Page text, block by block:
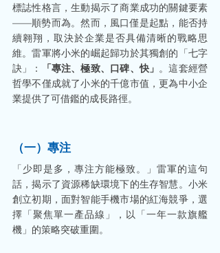
標誌性格言，生動揭示了商業成功的關鍵要素
——順勢而為。然而，風口僅是起點，能否持
續翱翔，取決於企業是否具備清晰的戰略思
維。雷軍將小米的崛起歸功於其獨創的「七字
訣」：
「專注、極致、口碑、快」 。這套經營
哲學不僅成就了小米的千億市值，更為中小企
業提供了可借鑑的成長路徑。
（一）專注
「少即是多，專注方能極致。」雷軍的這句
話，揭示了資源稀缺環境下的生存智慧。小米
創立初期，面對智能手機市場的紅海競爭，選
擇「聚焦單一產品線」，以「一年一款旗艦
機」的策略突破重圍。